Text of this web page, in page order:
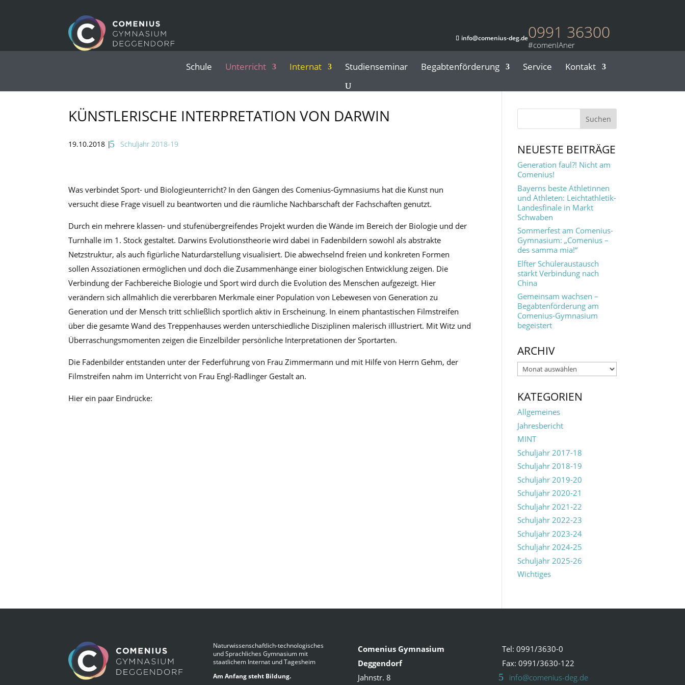
0991 36300
info@comenius-deg.de
Schule Unterricht Internat Studienseminar Begabtenförderung Service Kontakt
KÜNSTLERISCHE INTERPRETATION VON DARWIN
19.10.2018 | Schuljahr 2018-19
Was verbindet Sport- und Biologieunterricht? In den Gängen des Comenius-Gymnasiums hat die Kunst nun
versucht diese Frage visuell zu beantworten und die räumliche Nachbarschaft der Fachschaften genutzt.
Durch ein mehrere klassen- und stufenübergreifendes Projekt wurden die Wände im Bereich der Biologie und der
Turnhalle im 1. Stock gestaltet. Darwins Evolutionstheorie wird dabei in Fadenbildern sowohl als abstrakte
Netzstruktur, als auch figürliche Naturdarstellung visualisiert. Die abwechselnd freien und konkreten Formen
sollen Assoziationen ermöglichen und doch die Zusammenhänge einer biologischen Entwicklung zeigen. Die
Verbindung der Fachbereiche Biologie und Sport wird durch die Evolution des Menschen aufgezeigt. Hier
verändern sich allmählich die vererbbaren Merkmale einer Population von Lebewesen von Generation zu
Generation und der Mensch tritt schließlich sportlich aktiv in Erscheinung. In einem phantastischen Filmstreifen
über die gesamte Wand des Treppenhauses werden unterschiedliche Disziplinen malerisch iIllustriert. Mit Witz und
Überraschungsmomenten zeigen die Einzelbilder persönliche Interpretationen der Sportarten.
Die Fadenbilder entstanden unter der Federführung von Frau Zimmermann und mit Hilfe von Herrn Gehm, der
Filmstreifen nahm im Unterricht von Frau Engl-Radlinger Gestalt an.
Hier ein paar Eindrücke:
NEUESTE BEITRÄGE
Generation faul?! Nicht am
Comenius!
Bayerns beste Athletinnen
und Athleten: Leichtathletik-
Landesfinale in Markt
Schwaben
Sommerfest am Comenius-
Gymnasium: „Comenius –
des samma mia!“
Elfter Schüleraustausch
stärkt Verbindung nach
China
Gemeinsam wachsen –
Begabtenförderung am
Comenius-Gymnasium
begeistert
ARCHIV
Archiv
KATEGORIEN
Allgemeines
Jahresbericht
MINT
Schuljahr 2017-18
Schuljahr 2018-19
Schuljahr 2019-20
Schuljahr 2020-21
Schuljahr 2021-22
Schuljahr 2022-23
Schuljahr 2023-24
Schuljahr 2024-25
Schuljahr 2025-26
Wichtiges
Naturwissenschaftlich-technologisches
und Sprachliches Gymnasium mit
staatlichem Internat und Tagesheim
Am Anfang steht Bildung.
Comenius Gymnasium
Deggendorf
Jahnstr. 8
Tel: 0991/3630-0
Fax: 0991/3630-122
info@comenius-deg.de